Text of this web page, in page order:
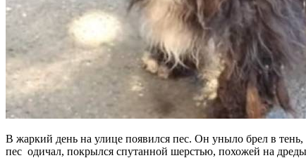
В жаркий день на улице появился пес. Он уныло брел в тень,
пес одичал, покрылся спутанной шерстью, похожей на